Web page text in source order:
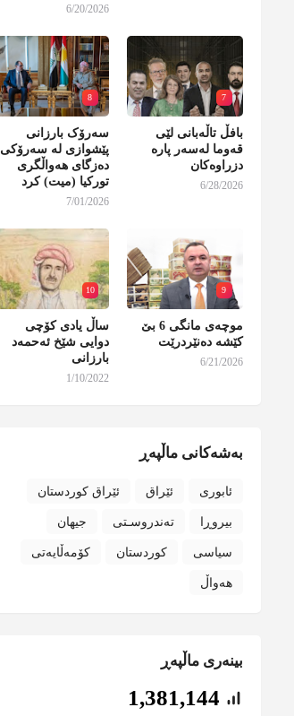
6/20/2026
7
بافڵ تاڵەبانی لێی
قەوما لەسەر پارە
دزراوەکان
6/28/2026
8
سەرۆک بارزانی
پێشوازی لە سەرۆکی
دەزگای هەواڵگری
تورکیا (میت) کرد
7/01/2026
9
موچەی مانگی 6 بێ
کێشە دەنێردرێت
6/21/2026
10
ساڵ یادی کۆچی
دوایی شێخ ئەحمەد
بارزانی
1/10/2022
بەشەکانی ماڵپەڕ
ئابوری ئێراق ئێراق کوردستان
بیروڕا تەندروسـتی جیهان
سیاسی کوردستان کۆمەڵایەتی
هەواڵ
بینەری ماڵپەڕ
1,381,144